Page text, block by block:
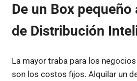
De un Box pequeño
de Distribución
La mayor traba para los
son los costos fijos. Alquilar un